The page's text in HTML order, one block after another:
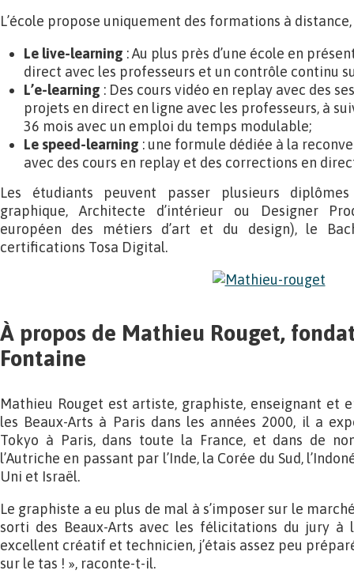
L’école propose uniquement des formations à
Le live-learning : Au plus près d’une école en
direct avec les professeurs et un contrôle continu
L’e-learning : Des cours vidéo en replay avec des
projets en direct en ligne avec les professeurs, à
36 mois avec un emploi du temps modulable;
Le speed-learning : une formule dédiée à la
avec des cours en replay et des corrections en
Les étudiants peuvent passer plusieurs
graphique, Architecte d’intérieur ou Designer
européen des métiers d’art et du design), le
certifications Tosa Digital.
À propos de Mathieu Rouget,
Fontaine
Mathieu Rouget est artiste, graphiste, enseignant et
les Beaux-Arts à Paris dans les années 2000, il a
Tokyo à Paris, dans toute la France, et dans de
l’Autriche en passant par l’Inde, la Corée du Sud,
Uni et Israël.
Le graphiste a eu plus de mal à s’imposer sur le
sorti des Beaux-Arts avec les félicitations du jury à
excellent créatif et technicien, j’étais assez peu
sur le tas ! », raconte-t-il.